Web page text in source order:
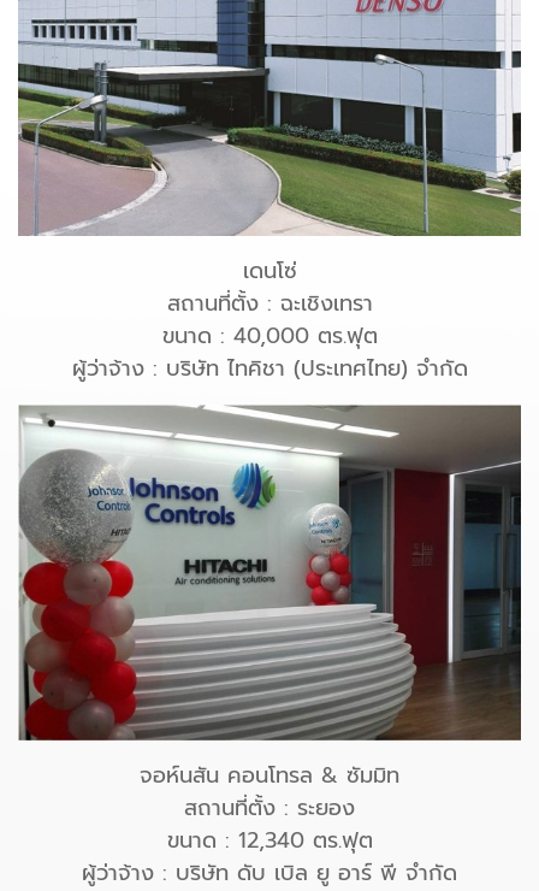
เดนโซ่
สถานที่ตั้ง : ฉะเชิงเทรา
ขนาด : 40,000 ตร.ฟุต
ผู้ว่าจ้าง : บริษัท ไทคิชา (ประเทศไทย) จำกัด
จอห์นสัน คอนโทรล & ซัมมิท
สถานที่ตั้ง : ระยอง
ขนาด : 12,340 ตร.ฟุต
ผู้ว่าจ้าง : บริษัท ดับ เบิล ยู อาร์ พี จำกัด